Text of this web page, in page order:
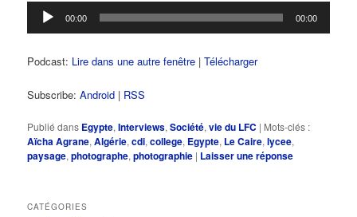
Lecteur
audio
00:00 00:00
Podcast: Lire dans une autre fenêtre |Télécharger
Subscribe:Android | RSS
Publié dans Egypte,Interviews,Société,vie du LFC | Mots-clés :
Aïcha Agrane,Algérie,cdi,college, Egypte, Le Caire,lycee,
paysage,photographe,photographie | Laisser une réponse
CATÉGORIES